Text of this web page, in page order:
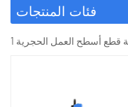
فئات المنتجات